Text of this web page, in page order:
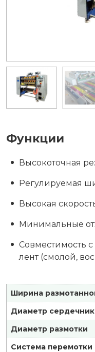
Функции
Высокоточная
Регулируемая
Высокая
Минимальные
Совместимость
лент (смолой,
Ширина
Диаметр
Диаметр размотки
Система перемотки